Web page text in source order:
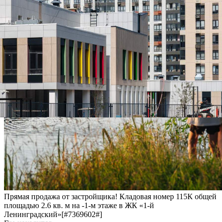
Прямая продажа от застройщика! Кладовая номер 115К общей
площадью 2.6 кв. м на -1-м этаже в ЖК «1-й
Ленинградский»[#7369602#]